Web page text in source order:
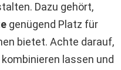
Dazu gehört,
genügend Platz für
bietet. Achte darauf,
lassen und